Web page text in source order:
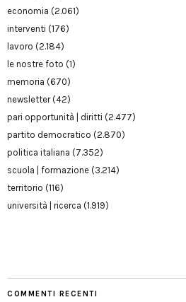
economia (2.061)
interventi (176)
lavoro (2.184)
le nostre foto (1)
memoria (670)
newsletter(42)
pari opportunità | diritti (2.477)
partito democratico (2.870)
politica italiana (7.352)
scuola | formazione (3.214)
territorio (116)
università | ricerca (1.919)
COMMENTI RECENTI